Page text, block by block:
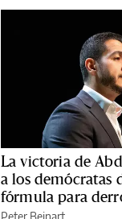
La victoria de
a los demócratas
fórmula para